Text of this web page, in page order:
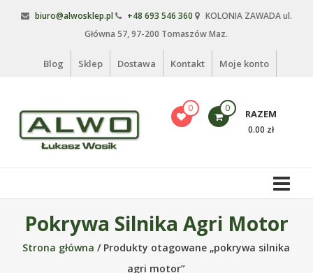
biuro@alwosklep.pl +48 693 546 360
KOLONIA ZAWADA ul.
Główna 57, 97-200 Tomaszów Maz.
Blog Sklep Dostawa Kontakt Moje konto
Alwo
sklep
Alwo
meble
0 0 RAZEM
0.00 zł
Pokrywa Silnika Agri Motor
Strona główna / Produkty otagowane „pokrywa silnika
agri motor”